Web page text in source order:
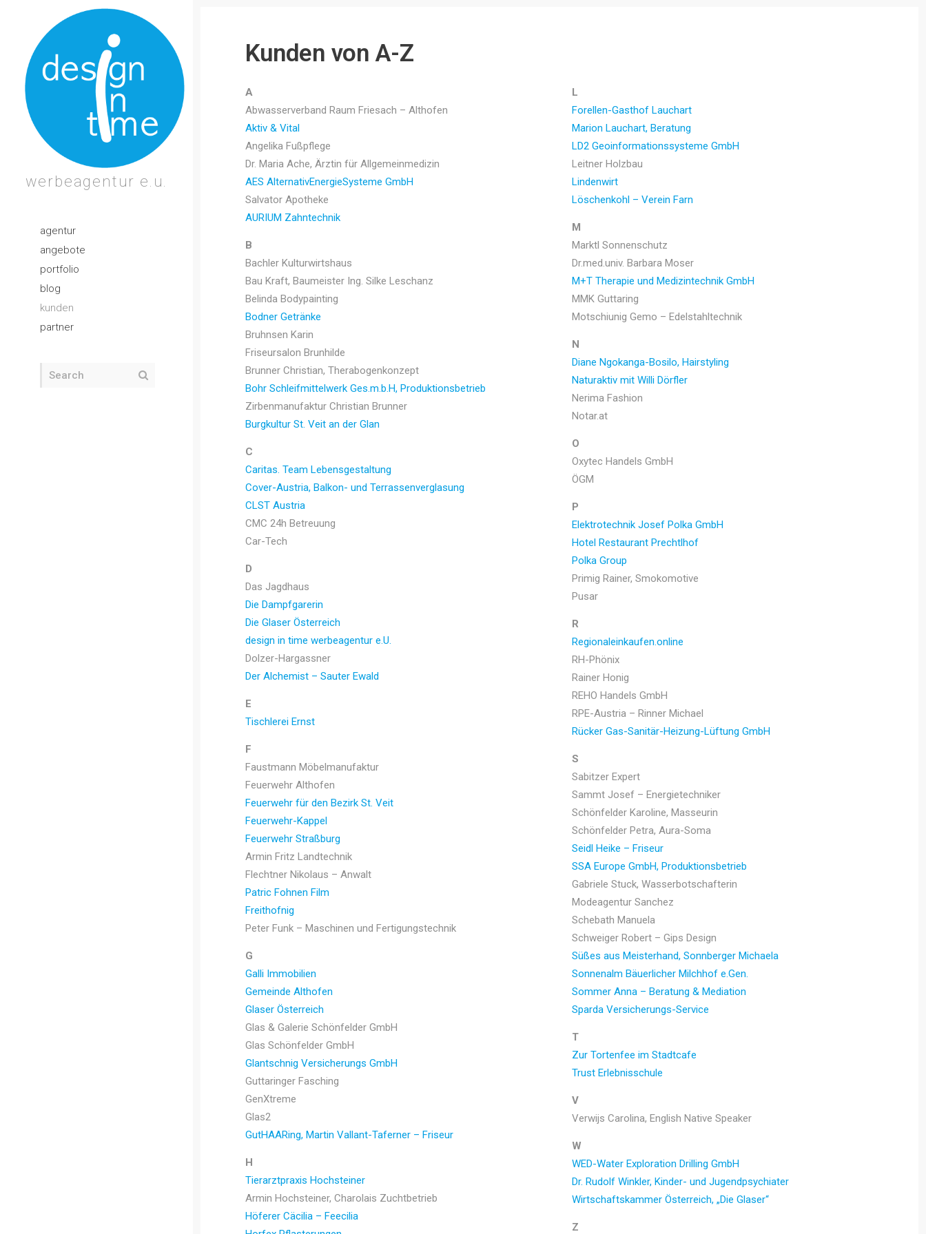
werbeagentur e.u.
agentur
angebote
portfolio
blog
kunden
partner
Kunden von A-Z
A
Abwasserverband Raum Friesach – Althofen
Aktiv & Vital
Angelika Fußpflege
Dr. Maria Ache, Ärztin für Allgemeinmedizin
AES AlternativEnergieSysteme GmbH
Salvator Apotheke
AURIUM Zahntechnik
B
Bachler Kulturwirtshaus
Bau Kraft, Baumeister Ing. Silke Leschanz
Belinda Bodypainting
Bodner Getränke
Bruhnsen Karin
Friseursalon Brunhilde
Brunner Christian, Therabogenkonzept
Bohr Schleifmittelwerk Ges.m.b.H, Produktionsbetrieb
Zirbenmanufaktur Christian Brunner
Burgkultur St. Veit an der Glan
C
Caritas. Team Lebensgestaltung
Cover-Austria, Balkon- und Terrassenverglasung
CLST Austria
CMC 24h Betreuung
Car-Tech
D
Das Jagdhaus
Die Dampfgarerin
Die Glaser Österreich
design in time werbeagentur e.U.
Dolzer-Hargassner
Der Alchemist – Sauter Ewald
E
Tischlerei Ernst
F
Faustmann Möbelmanufaktur
Feuerwehr Althofen
Feuerwehr für den Bezirk St. Veit
Feuerwehr-Kappel
Feuerwehr Straßburg
Armin Fritz Landtechnik
Flechtner Nikolaus – Anwalt
Patric Fohnen Film
Freithofnig
Peter Funk – Maschinen und Fertigungstechnik
G
Galli Immobilien
Gemeinde Althofen
Glaser Österreich
Glas & Galerie Schönfelder GmbH
Glas Schönfelder GmbH
Glantschnig Versicherungs GmbH
Guttaringer Fasching
GenXtreme
Glas2
GutHAARing, Martin Vallant-Taferner – Friseur
H
Tierarztpraxis Hochsteiner
Armin Hochsteiner, Charolais Zuchtbetrieb
Höferer Cäcilia – Feecilia
L
Forellen-Gasthof Lauchart
Marion Lauchart, Beratung
LD2 Geoinformationssysteme GmbH
Leitner Holzbau
Lindenwirt
Löschenkohl – Verein Farn
M
Marktl Sonnenschutz
Dr.med.univ. Barbara Moser
M+T Therapie und Medizintechnik GmbH
MMK Guttaring
Motschiunig Gemo – Edelstahltechnik
N
Diane Ngokanga-Bosilo, Hairstyling
Naturaktiv mit Willi Dörfler
Nerima Fashion
Notar.at
O
Oxytec Handels GmbH
ÖGM
P
Elektrotechnik Josef Polka GmbH
Hotel Restaurant Prechtlhof
Polka Group
Primig Rainer, Smokomotive
Pusar
R
Regionaleinkaufen.online
RH-Phönix
Rainer Honig
REHO Handels GmbH
RPE-Austria – Rinner Michael
Rücker Gas-Sanitär-Heizung-Lüftung GmbH
S
Sabitzer Expert
Sammt Josef – Energietechniker
Schönfelder Karoline, Masseurin
Schönfelder Petra, Aura-Soma
Seidl Heike – Friseur
SSA Europe GmbH, Produktionsbetrieb
Gabriele Stuck, Wasserbotschafterin
Modeagentur Sanchez
Schebath Manuela
Schweiger Robert – Gips Design
Süßes aus Meisterhand, Sonnberger Michaela
Sonnenalm Bäuerlicher Milchhof e.Gen.
Sommer Anna – Beratung & Mediation
Sparda Versicherungs-Service
T
Zur Tortenfee im Stadtcafe
Trust Erlebnisschule
V
Verwijs Carolina, English Native Speaker
W
WED-Water Exploration Drilling GmbH
Dr. Rudolf Winkler, Kinder- und Jugendpsychiater
Wirtschaftskammer Österreich, „Die Glaser“
Z